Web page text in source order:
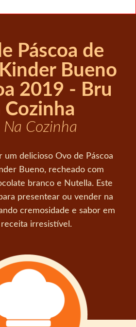
Páscoa de
Bueno
2019 - Bru
Cozinha
Na Cozinha
um delicioso Ovo de Páscoa
Bueno, recheado com
branco e Nutella. Este
presentear ou vender na
cremosidade e sabor em
receita irresistível.